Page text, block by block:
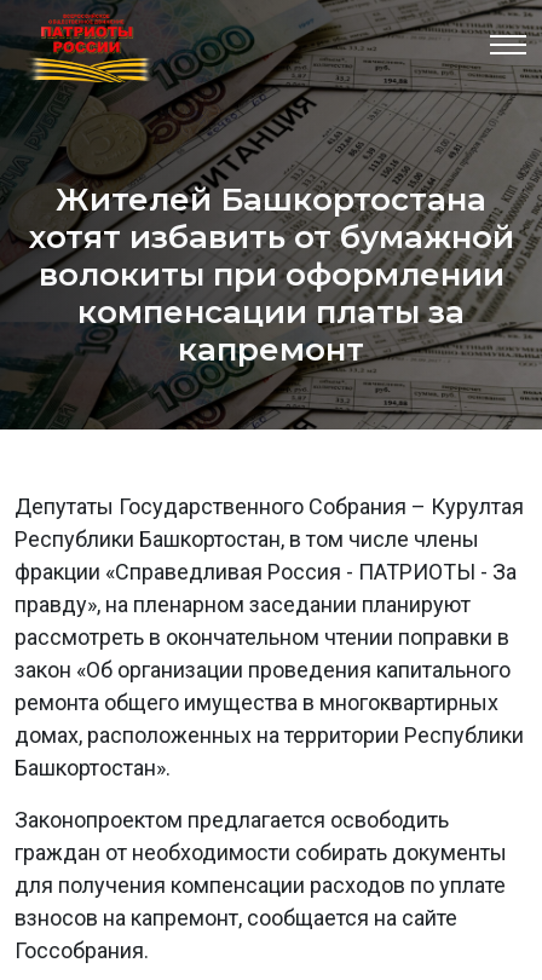
Жителей Башкортостана
хотят избавить от бумажной
волокиты при оформлении
компенсации платы за
капремонт
Депутаты Государственного Собрания – Курултая
Республики Башкортостан, в том числе члены
фракции «Справедливая Россия - ПАТРИОТЫ - За
правду», на пленарном заседании планируют
рассмотреть в окончательном чтении поправки в
закон «Об организации проведения капитального
ремонта общего имущества в многоквартирных
домах, расположенных на территории Республики
Башкортостан».
Законопроектом предлагается освободить
граждан от необходимости собирать документы
для получения компенсации расходов по уплате
взносов на капремонт, сообщается на сайте
Госсобрания.